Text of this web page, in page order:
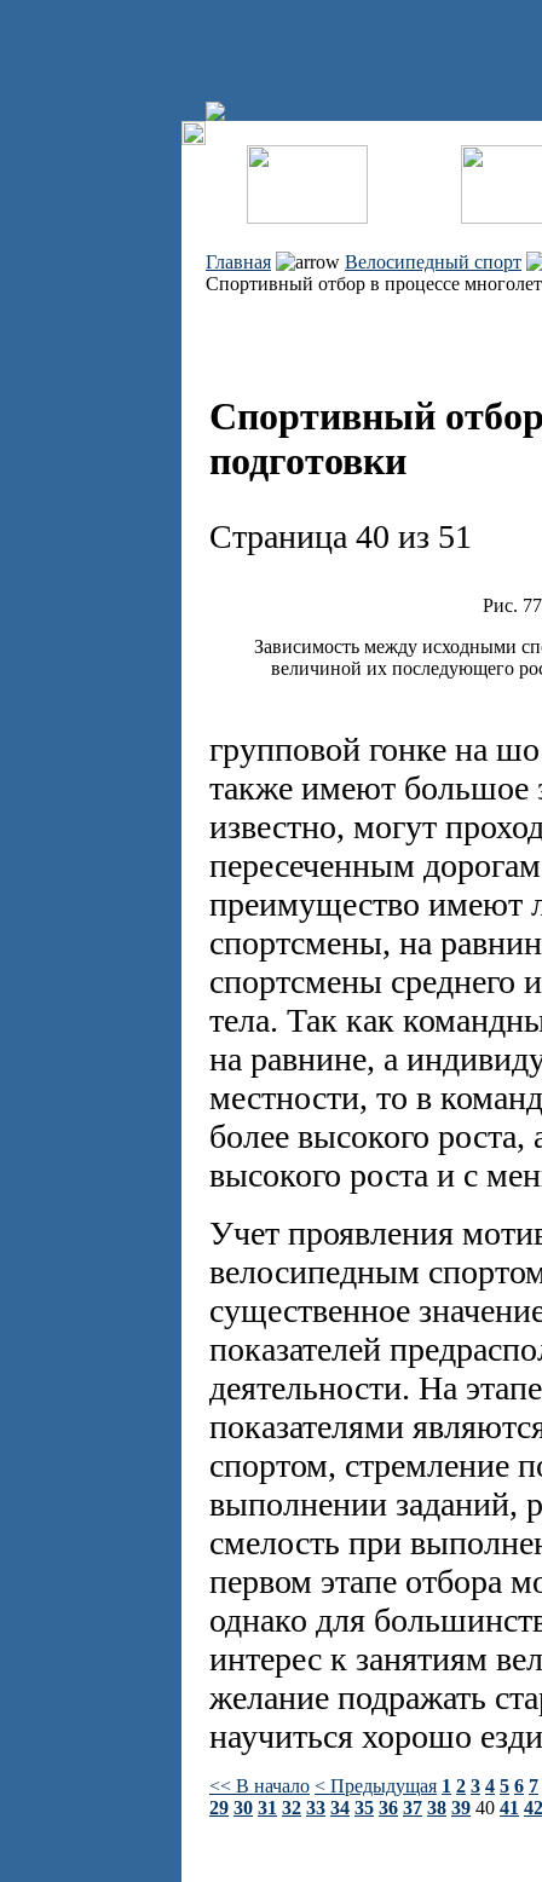
Главная
Велосипедный спорт
Спортивный отбор в процессе
Спортивный
подготовки
Страница 40 из 51
Рис. 77
Зависимость между исходными
величиной их последующего
групповой гонке на
также имеют большое
известно, могут
пересеченным
преимущество имеют
спортсмены, на
спортсмены среднего
тела. Так как
на равнине, а
местности, то в
более высокого
высокого роста и с
Учет проявления
велосипедным
существенное
показателей
деятельности. На
показателями
спортом, стремление
выполнении заданий,
смелость при
первом этапе отбора
однако для
интерес к занятиям
желание подражать
научиться хорошо
<< В начало < Предыдущая 1 2 3 4 5 6 7
29 30 31 32 33 34 35 36 37 38 39 40 41 42